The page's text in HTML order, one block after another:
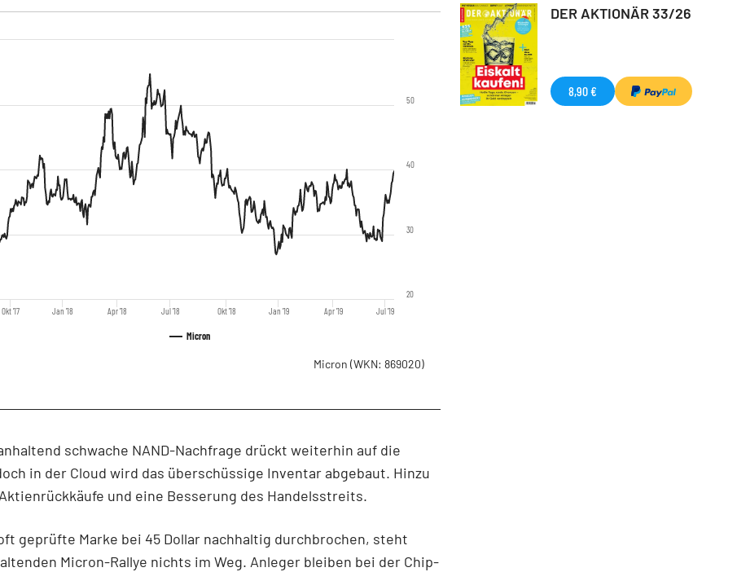
Micron
Okt '17 Jan '18 Apr '18 Jul '18 Okt '18 Jan '19 Apr '19 Jul '19
20
30
40
50
Micron (WKN: 869020)
schwache NAND-Nachfrage drückt weiterhin auf die
in der Cloud wird das überschüssige Inventar abgebaut. Hinzu
und eine Besserung des Handelsstreits.
geprüfte Marke bei 45 Dollar nachhaltig durchbrochen, steht
Micron-Rallye nichts im Weg. Anleger bleiben bei der Chip-
DER AKTIONÄR 33/26
8,90 €